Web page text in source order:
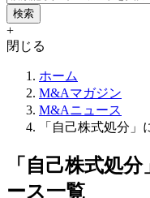
+
閉じる
ホーム
M&Aマガジン
M&Aニュース
「自己株式処分
「自己株式処
ース一覧